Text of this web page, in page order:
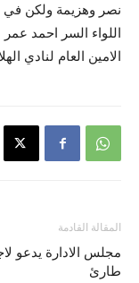
نصر وهزيمة ولكن في
اللواء السر احمد عمر
الامين العام لنادي
المقالة القادمة
مجلس الادارة يدعو
طارئ